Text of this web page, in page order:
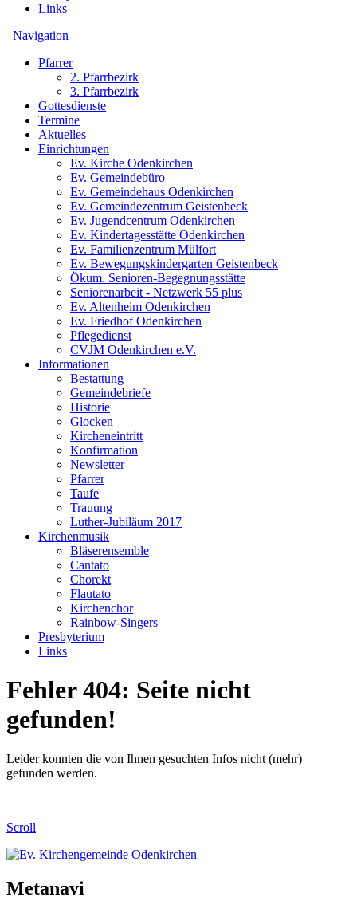
Links
Navigation
Pfarrer
2. Pfarrbezirk
3. Pfarrbezirk
Gottesdienste
Termine
Aktuelles
Einrichtungen
Ev. Kirche Odenkirchen
Ev. Gemeindebüro
Ev. Gemeindehaus Odenkirchen
Ev. Gemeindezentrum Geistenbeck
Ev. Jugendcentrum Odenkirchen
Ev. Kindertagesstätte Odenkirchen
Ev. Familienzentrum Mülfort
Ev. Bewegungskindergarten Geistenbeck
Ökum. Senioren-Begegnungsstätte
Seniorenarbeit - Netzwerk 55 plus
Ev. Altenheim Odenkirchen
Ev. Friedhof Odenkirchen
Pflegedienst
CVJM Odenkirchen e.V.
Informationen
Bestattung
Gemeindebriefe
Historie
Glocken
Kircheneintritt
Konfirmation
Newsletter
Pfarrer
Taufe
Trauung
Luther-Jubiläum 2017
Kirchenmusik
Bläserensemble
Cantato
Chorekt
Flautato
Kirchenchor
Rainbow-Singers
Presbyterium
Links
Fehler 404: Seite nicht
gefunden!
Leider konnten die von Ihnen gesuchten Infos nicht (mehr)
gefunden werden.
Scroll
Metanavi